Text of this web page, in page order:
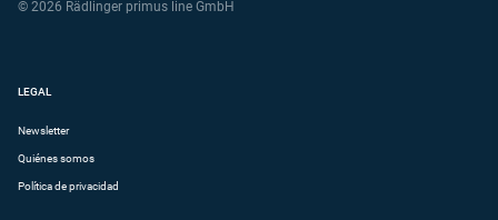
© 2026 Rädlinger primus line GmbH
LEGAL
Newsletter
Quiénes somos
Política de privacidad